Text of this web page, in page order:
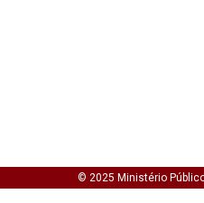
© 2025 Ministério